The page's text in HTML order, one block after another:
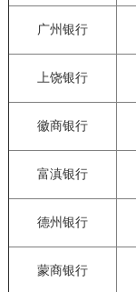
广州银行
上饶银行
徽商银行
富滇银行
德州银行
蒙商银行